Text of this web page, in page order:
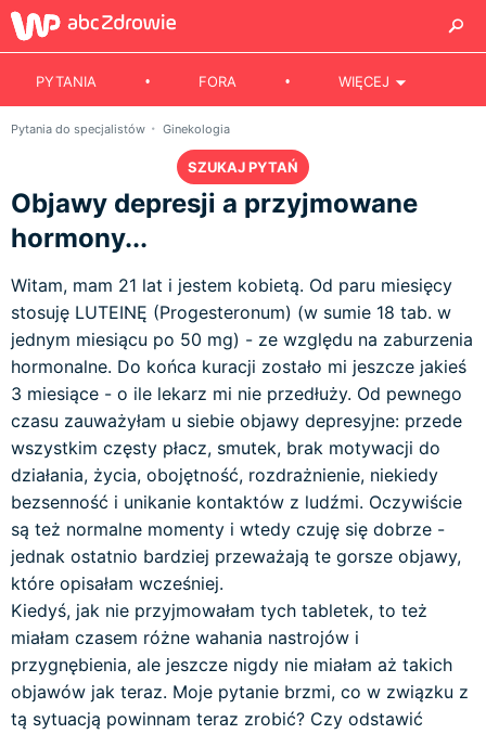
PYTANIA FORA WIĘCEJ
Pytania do specjalistów Ginekologia
SZUKAJ PYTAŃ
Objawy depresji a przyjmowane
hormony...
Witam, mam 21 lat i jestem kobietą. Od paru miesięcy
stosuję LUTEINĘ (Progesteronum) (w sumie 18 tab. w
jednym miesiącu po 50 mg) - ze względu na zaburzenia
hormonalne. Do końca kuracji zostało mi jeszcze jakieś
3 miesiące - o ile lekarz mi nie przedłuży. Od pewnego
czasu zauważyłam u siebie objawy depresyjne: przede
wszystkim częsty płacz, smutek, brak motywacji do
działania, życia, obojętność, rozdrażnienie, niekiedy
bezsenność i unikanie kontaktów z ludźmi. Oczywiście
są też normalne momenty i wtedy czuję się dobrze -
jednak ostatnio bardziej przeważają te gorsze objawy,
które opisałam wcześniej.
Kiedyś, jak nie przyjmowałam tych tabletek, to też
miałam czasem różne wahania nastrojów i
przygnębienia, ale jeszcze nigdy nie miałam aż takich
objawów jak teraz. Moje pytanie brzmi, co w związku z
tą sytuacją powinnam teraz zrobić? Czy odstawić